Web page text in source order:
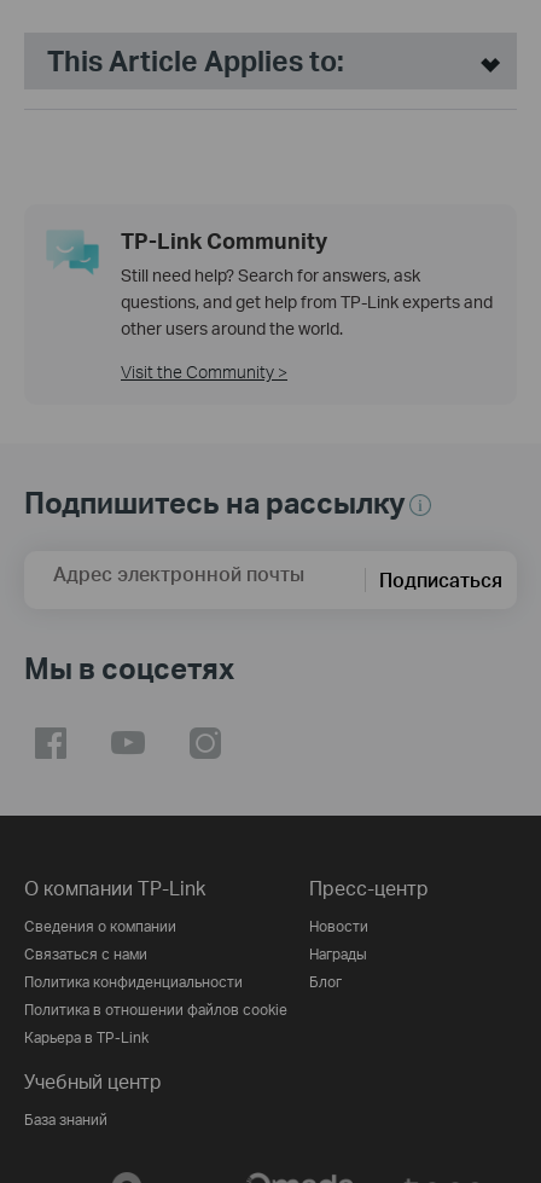
This Article Applies to:
TP-Link Community
Still need help? Search for answers, ask
questions, and get help from TP-Link experts and
other users around the world.
Visit the Community >
Подпишитесь на рассылку
Адрес электронной почты Подписаться
Мы в соцсетях
О компании TP-Link
Сведения о компании
Связаться с нами
Политика конфиденциальности
Политика в отношении файлов cookie
Карьера в TP-Link
Пресс-центр
Новости
Награды
Блог
Учебный центр
База знаний